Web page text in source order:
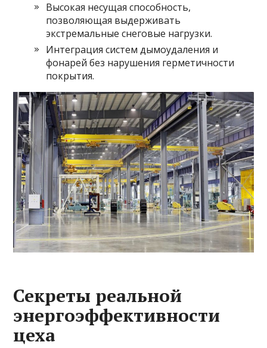
Высокая несущая способность,
позволяющая выдерживать
экстремальные снеговые нагрузки.
Интеграция систем дымоудаления и
фонарей без нарушения герметичности
покрытия.
Секреты реальной
энергоэффективности
цеха